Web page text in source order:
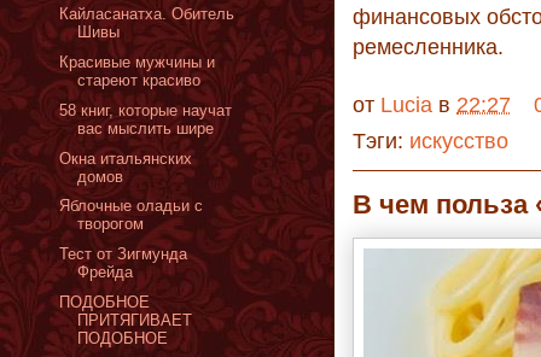
финансовых
ремесленника.
от Lucia в 22:27
Тэги: искусство
В чем польза
Кайласанатха. Обитель
Шивы
Красивые мужчины и
стареют красиво
58 книг, которые научат
вас мыслить шире
Окна итальянских
домов
Яблочные оладьи с
творогом
Тест от Зигмунда
Фрейда
ПОДОБНОЕ
ПРИТЯГИВАЕТ
ПОДОБНОЕ